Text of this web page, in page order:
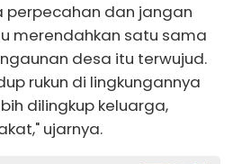
dan jangan
merendahkan satu sama
desa itu terwujud.
rukun di lingkungannya
dilingkup keluarga,
ujarnya.